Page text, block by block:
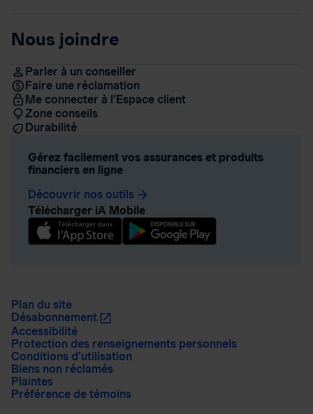
Nous joindre
Parler à un conseiller
Faire une réclamation
Me connecter à l’Espace client
Zone conseils
Durabilité
Gérez facilement vos assurances et produits
financiers en ligne
Découvrir nos outils arrow_forward
Télécharger iA Mobile
Plan du site
Désabonnement
Accessibilité
Protection des renseignements personnels
Conditions d’utilisation
Biens non réclamés
Plaintes
Préférence de témoins